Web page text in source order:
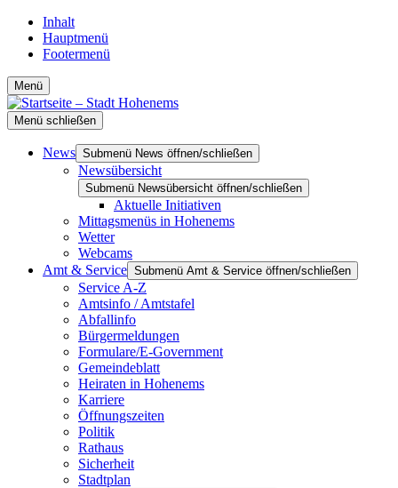
Inhalt
Hauptmenü
Footermenü
Menü
Menü schließen
News Submenü News öffnen/schließen
Newsübersicht
Submenü Newsübersicht öffnen/schließen
Aktuelle Initiativen
Mittagsmenüs in Hohenems
Wetter
Webcams
Amt & Service Submenü Amt & Service öffnen/schließen
Service A-Z
Amtsinfo / Amtstafel
Abfallinfo
Bürgermeldungen
Formulare/E-Government
Gemeindeblatt
Heiraten in Hohenems
Karriere
Öffnungszeiten
Politik
Rathaus
Sicherheit
Stadtplan